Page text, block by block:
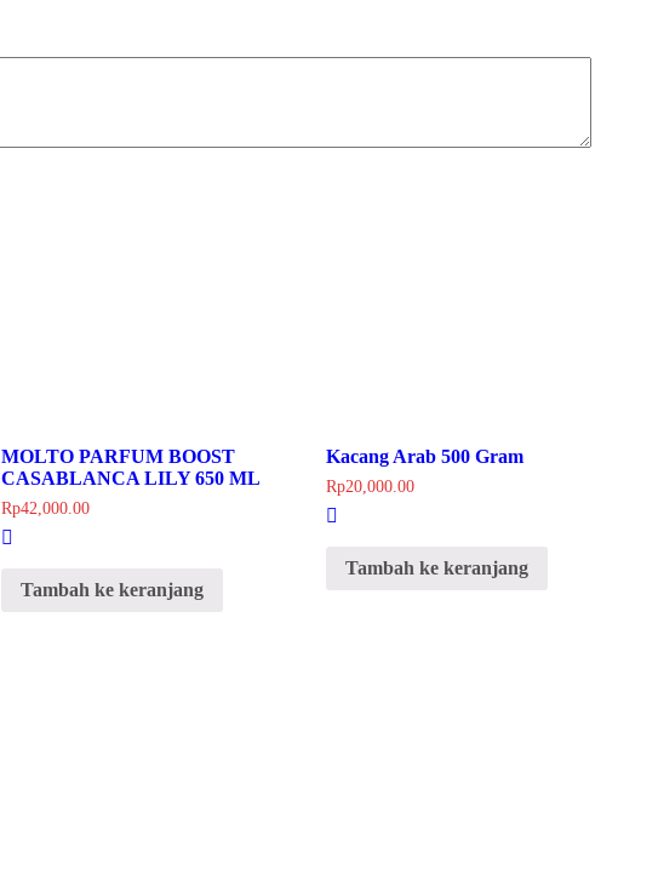
MOLTO PARFUM BOOST
CASABLANCA LILY 650 ML
Rp42,000.00
Tambah ke keranjang
Kacang Arab 500 Gram
Rp20,000.00
Tambah ke keranjang